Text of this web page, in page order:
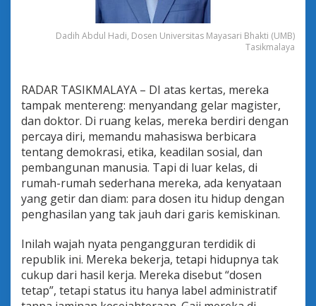
i
k
Dadih Abdul Hadi, Dosen Universitas Mayasari Bhakti (UMB)
Tasikmalaya
RADAR TASIKMALAYA – DI atas kertas, mereka
tampak mentereng: menyandang gelar magister,
dan doktor. Di ruang kelas, mereka berdiri dengan
percaya diri, memandu mahasiswa berbicara
tentang demokrasi, etika, keadilan sosial, dan
pembangunan manusia. Tapi di luar kelas, di
rumah-rumah sederhana mereka, ada kenyataan
yang getir dan diam: para dosen itu hidup dengan
penghasilan yang tak jauh dari garis kemiskinan.
Inilah wajah nyata pengangguran terdidik di
republik ini. Mereka bekerja, tetapi hidupnya tak
cukup dari hasil kerja. Mereka disebut “dosen
tetap”, tetapi status itu hanya label administratif